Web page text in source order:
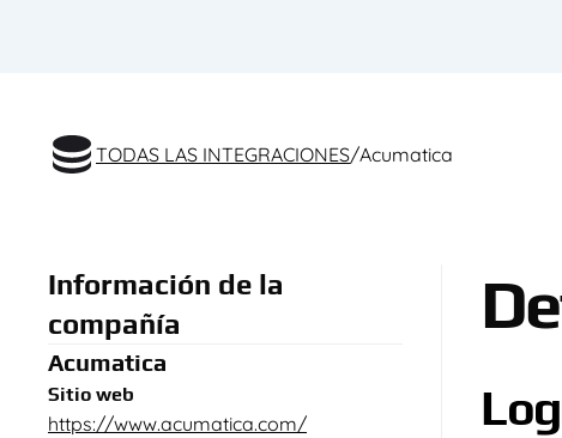
TODAS LAS INTEGRACIONES/Acumatica
Información de la
compañía
Acumatica
Sitio web
https://www.acumatica.com/